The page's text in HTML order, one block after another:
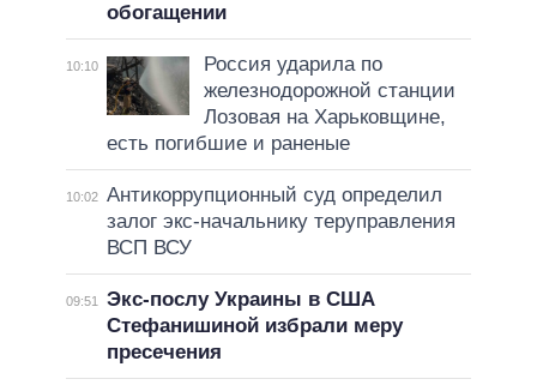
обогащении
10:10
Россия ударила по
железнодорожной станции
Лозовая на Харьковщине,
есть погибшие и раненые
10:02 Антикоррупционный суд определил
залог экс-начальнику теруправления
ВСП ВСУ
09:51
Экс-послу Украины в США
Стефанишиной избрали меру
пресечения